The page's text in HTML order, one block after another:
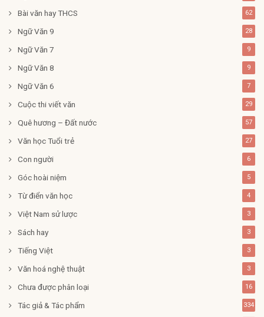
Bài văn hay THCS 62
Ngữ Văn 9 28
Ngữ Văn 7 9
Ngữ Văn 8 9
Ngữ Văn 6 7
Cuộc thi viết văn 29
Quê hương – Đất nước 57
Văn học Tuổi trẻ 27
Con người 6
Góc hoài niệm 5
Từ điển văn học 4
Việt Nam sử lược 3
Sách hay 3
Tiếng Việt 3
Văn hoá nghệ thuật 3
Chưa được phân loại 16
Tác giả & Tác phẩm 334